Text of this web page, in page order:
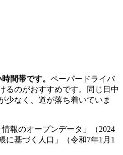
間帯です。 ペーパードライバ
るのがおすすめです。同じ日中
少なく、道が落ち着いていま
報のオープンデータ」（2024
に基づく人口」（令和7年1月1